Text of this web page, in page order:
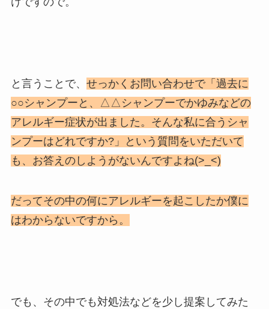
と言うことで、 せっかくお問い合わせで「過去に
○○シャンプーと、△△シャンプーでかゆみなどの
アレルギー症状が出ました。そんな私に合うシャ
ンプーはどれですか?」という質問をいただいて
も、お答えのしようがないんですよね(>_<)
だってその中の何にアレルギーを起こしたか僕に
はわからないですから。
でも、その中でも対処法などを少し提案してみた